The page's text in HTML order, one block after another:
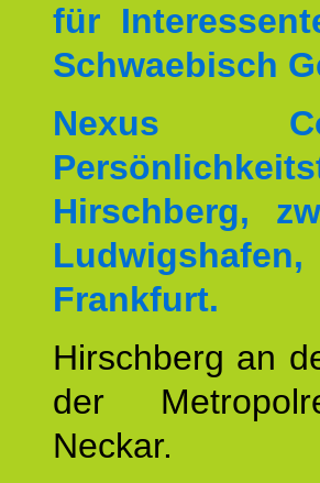
für
Schwaebisch
Nexus
Hirschberg,
Frankfurt.
Hirschberg an
der
Neckar.